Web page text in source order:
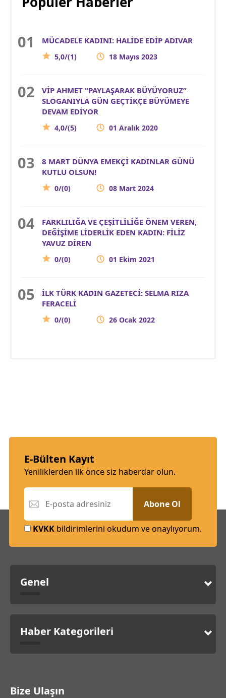
MÜCADELE KADINI: HALİDE EDİP ADIVAR
5,0/(1) 18 Mayıs 2023
VİP AHMET “PAYLAŞARAK BÜYÜYORUZ”
SLOGANIYLA GÜN GEÇTİKÇE BÜYÜMEYE
DEVAM EDİYOR
4,0/(5) 01 Aralık 2020
8 MART DÜNYA EMEKÇİ KADINLAR GÜNÜ
KUTLU OLSUN!
0/(0) 08 Mart 2024
FARKLILIĞA VE ÇEŞİTLİLİĞE ÖNEM VEREN,
DEĞİŞİME LİDERLİK EDEN KADIN: FİLİZ
YAVUZ DİREN
0/(0) 01 Ekim 2021
İLK TÜRK KADIN GAZETECİ: SELMA RIZA
FERACELİ
0/(0) 26 Ocak 2022
E-Bülten Kayıt
Yeniliklerden ilk önce siz haberdar olun.
Abone Ol
KVKK bildirimlerini okudum ve onaylıyorum.
Genel
Haber Kategorileri
Bize Ulaşın